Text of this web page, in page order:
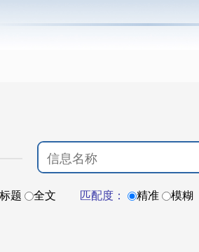
标题 全文 匹配度： 精准 模糊